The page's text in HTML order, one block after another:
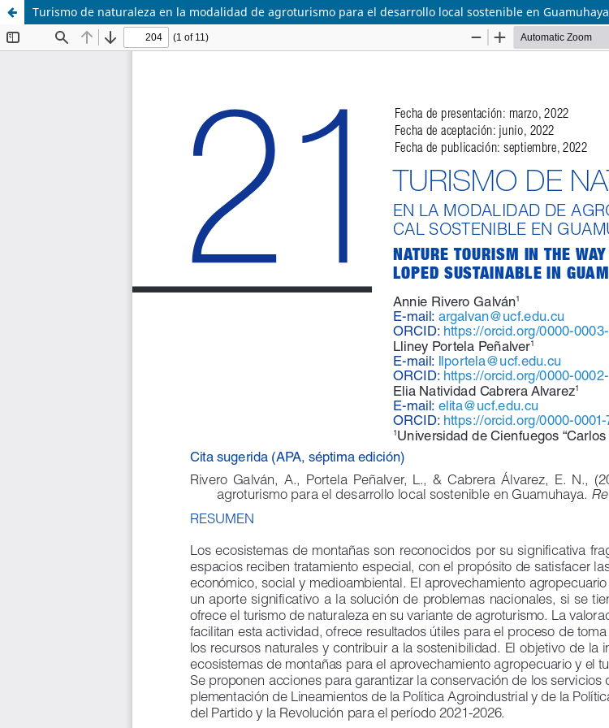
Turismo de naturaleza en la modalidad de agroturismo para el desarrollo local sostenible en Guamuhaya